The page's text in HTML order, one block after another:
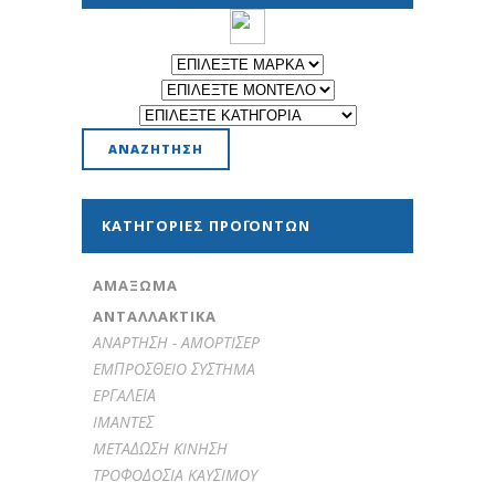
ΚΑΤΗΓΟΡΊΕΣ ΠΡΟΪΌΝΤΩΝ
ΑΜΆΞΩΜΑ
ΑΝΤΑΛΛΑΚΤΙΚΑ
ANAPTHΣH - AMOPTIΣEP
EMΠPOΣΘEIO ΣYΣTHMA
EPΓAΛΕΙΑ
IMANTEΣ
METAΔΩΣH KINHΣH
TPOΦOΔOΣIA KAYΣIMOY